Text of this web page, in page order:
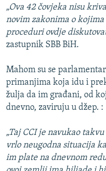
„Ova 42 čovjeka nisu
novim zakonima o
proceduri ovdje
zastupnik SBB BiH.
Mahom su se
primanjima koja idu i
žulja da im građani, od
dnevno, zaviruju u džep. :
„Taj CCI je navukao
vrlo neugodna situacija
im plate na dnevnom